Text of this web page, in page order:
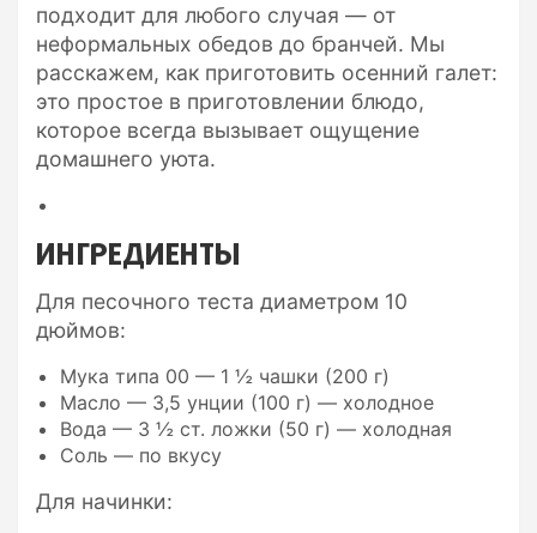
подходит для любого случая — от
неформальных обедов до бранчей. Мы
расскажем, как приготовить осенний галет:
это простое в приготовлении блюдо,
которое всегда вызывает ощущение
домашнего уюта.
ИНГРЕДИЕНТЫ
Для песочного теста диаметром 10
дюймов:
Мука типа 00 — 1 ½ чашки (200 г)
Масло — 3,5 унции (100 г) — холодное
Вода — 3 ½ ст. ложки (50 г) — холодная
Соль — по вкусу
Для начинки: